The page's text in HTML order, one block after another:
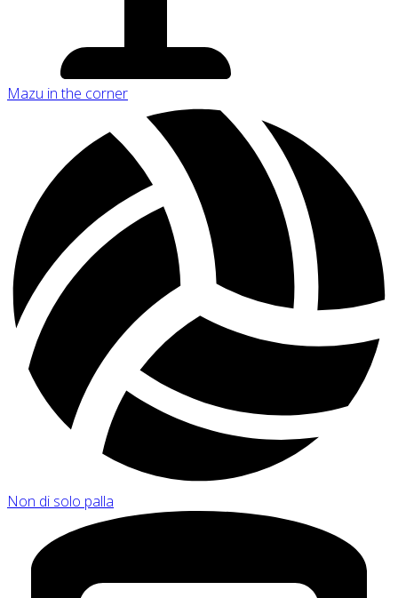
Mazu in the corner
Non di solo palla